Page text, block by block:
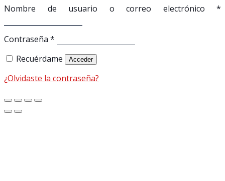
Nombre de usuario o correo electrónico *
Contraseña *
Recuérdame
Acceder
¿Olvidaste la contraseña?